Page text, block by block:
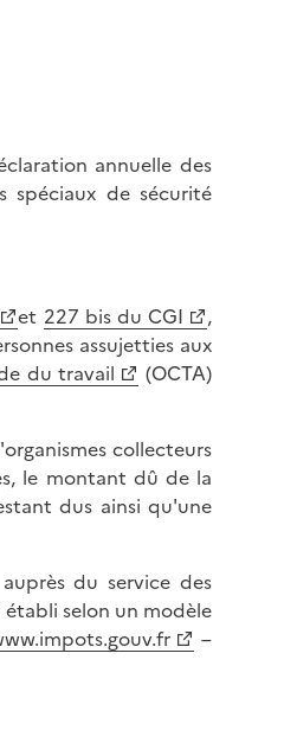
annuelle des
spéciaux de sécurité
et 227 bis du CGI
,
assujetties aux
du travail
(OCTA)
collecteurs
le montant dû de la
dus ainsi qu'une
du service des
selon un modèle
–